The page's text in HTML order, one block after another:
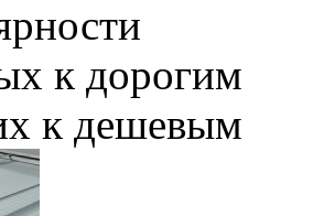
к дорогим
к дешевым